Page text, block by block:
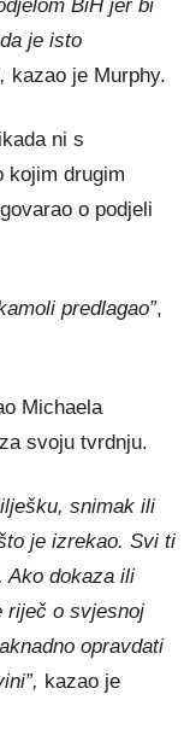
BiH jer bi
je isto
kazao je Murphy.
ni s
kojim drugim
o podjeli
predlagao”,
Michaela
svoju tvrdnju.
snimak ili
je izrekao. Svi ti
Ako dokaza ili
riječ o svjesnoj
opravdati
kazao je